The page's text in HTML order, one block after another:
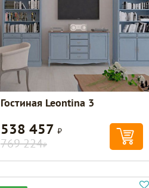
Гостиная Leontina 3
538 457 Р
769 224Р